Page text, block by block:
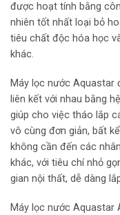
được hoạt tính bằng
nhiên tốt nhất loại bỏ
tiêu chất độc hóa học
khác.
Máy lọc nước Aquastar
liên kết với nhau bằng
giúp cho việc tháo lắp
vô cùng đơn giản, bất
không cần đến các
khác, với tiêu chí nhỏ
gian nội thất, dễ dàng
Máy lọc nước Aquastar